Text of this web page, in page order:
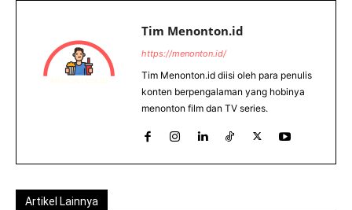
Tim Menonton.id
https://menonton.id/
Tim Menonton.id diisi oleh para penulis
konten berpengalaman yang hobinya
menonton film dan TV series.
Artikel Lainnya